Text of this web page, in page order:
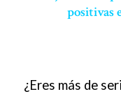
positivas
¿Eres más de